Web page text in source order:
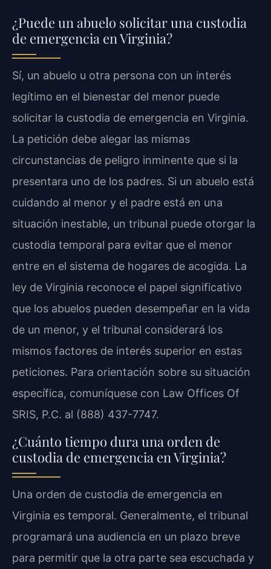
¿Puede un abuelo solicitar una custodia
de emergencia en Virginia?
Sí, un abuelo u otra persona con un interés
legítimo en el bienestar del menor puede
solicitar la custodia de emergencia en Virginia.
La petición debe alegar las mismas
circunstancias de peligro inminente que si la
presentara uno de los padres. Si un abuelo está
cuidando al menor y el padre está en una
situación inestable, un tribunal puede otorgar la
custodia temporal para evitar que el menor
entre en el sistema de hogares de acogida. La
ley de Virginia reconoce el papel significativo
que los abuelos pueden desempeñar en la vida
de un menor, y el tribunal considerará los
mismos factores de interés superior en estas
peticiones. Para orientación sobre su situación
específica, comuníquese con Law Offices Of
SRIS, P.C. al (888) 437-7747.
¿Cuánto tiempo dura una orden de
custodia de emergencia en Virginia?
Una orden de custodia de emergencia en
Virginia es temporal. Generalmente, el tribunal
programará una audiencia en un plazo breve
para permitir que la otra parte sea escuchada y